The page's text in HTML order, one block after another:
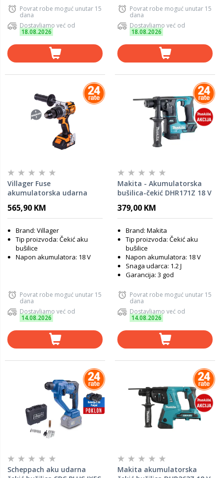
Povrat robe moguć unutar 15
dana
Dostavljamo već od
18.08.2026
Povrat robe moguć unutar 15
dana
Dostavljamo već od
18.08.2026
Villager Fuse
akumulatorska udarna
56354
565,90 KM
Brand: Villager
Tip proizvoda: Čekić aku
bušilice
Napon akumulatora: 18 V
Povrat robe moguć unutar 15
dana
Dostavljamo već od
14.08.2026
Makita - Akumulatorska
bušilica-čekić DHR171Z 18 V
379,00 KM
Brand: Makita
Tip proizvoda: Čekić aku
bušilice
Napon akumulatora: 18 V
Snaga udarca: 1.2 J
Garancija: 3 god
Povrat robe moguć unutar 15
dana
Dostavljamo već od
14.08.2026
Scheppach aku udarna
Makita akumulatorska